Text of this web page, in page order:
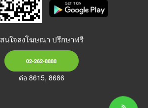
สนใจลงโฆษณา ปรึกษาฟรี
02-262-8888
ต่อ 8615, 8686